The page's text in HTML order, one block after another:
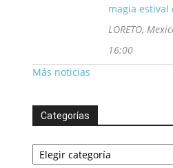
magia estival
LORETO,
16:00
Más noticias
Categorías
Categorías